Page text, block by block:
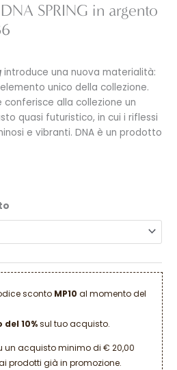
SPRING in argento
introduce una nuova materialità:
unico della collezione.
alla collezione un
quasi futuristico, in cui i riflessi
e vibranti. DNA è un prodotto
sconto MP10al momento del
del 10%sul tuo acquisto.
un acquisto minimo di € 20,00
prodotti già in promozione.